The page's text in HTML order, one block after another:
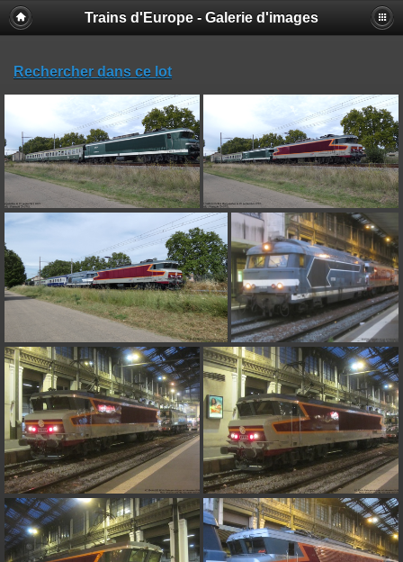
Trains d'Europe - Galerie d'images
Rechercher dans ce lot